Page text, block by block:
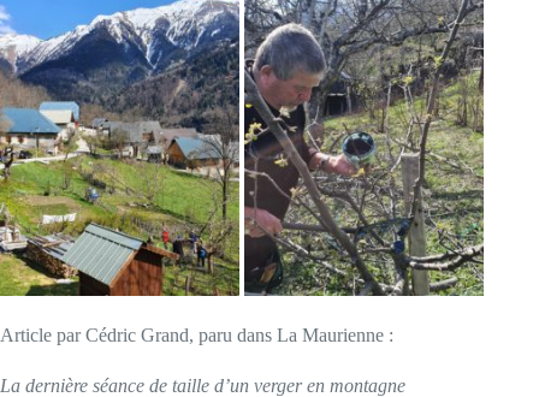
Article par Cédric Grand, paru dans La Maurienne :
La dernière séance de taille d’un verger en montagne